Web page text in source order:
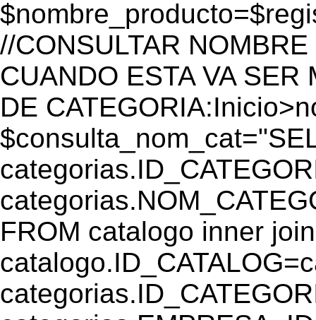
//CONSULTAR
CUANDO ESTA VA
DE
FROM catalogo inner